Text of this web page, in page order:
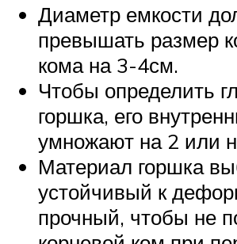
Диаметр емкости
превышать размер
кома на 3-4см.
Чтобы определить
горшка, его
умножают на 2 или
Материал горшка
устойчивый к
прочный, чтобы не